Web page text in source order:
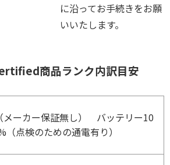
に沿ってお手続きをお願
いいたします。
商品ランク内訳目安
メーカー保証無し） バッテリー10
（点検のための通電有り）